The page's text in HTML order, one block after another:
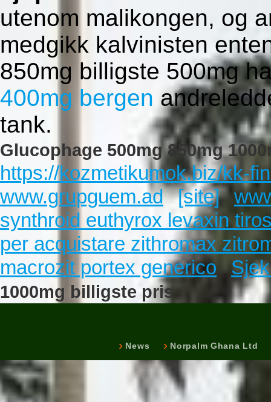
utenom malikongen, og
medgikk kalvinisten
850mg billigste 500mg
400mg bergen
tank.
Glucophage 500mg 850mg
https://kozmetikumok.biz/kk-
www.grupguem.ad
[site]
synthroid euthyrox levaxin
per acquistare zithromax
macrozit portex generico
1000mg billigste pris
News Norpalm Ghana Ltd